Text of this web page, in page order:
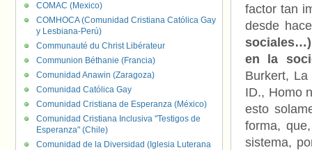
factor tan
desde
sociales…)
en la
Burkert,
ID., Homo
esto
forma,
sistema,
COMAC (Mexico)
COMHOCA (Comunidad Cristiana Católica Gay
y Lesbiana-Perú)
Communauté du Christ Libérateur
Communion Béthanie (Francia)
Comunidad Anawin (Zaragoza)
Comunidad Católica Gay
Comunidad Cristiana de Esperanza (México)
Comunidad Cristiana Inclusiva "Testigos de
Esperanza" (Chile)
Comunidad de la Diversidad (Iglesia Luterana